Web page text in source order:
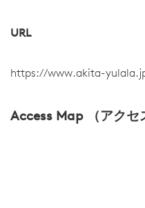
URL
https://www.akita-
Access Map （アクセ